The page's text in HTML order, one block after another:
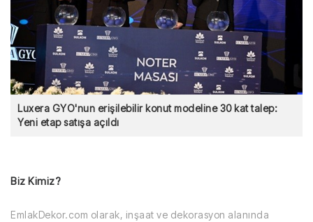
Luxera GYO'nun erişilebilir konut modeline 30 kat talep:
Yeni etap satışa açıldı
Biz Kimiz?
EmlakDekor.com olarak, inşaat ve dekorasyon alanında